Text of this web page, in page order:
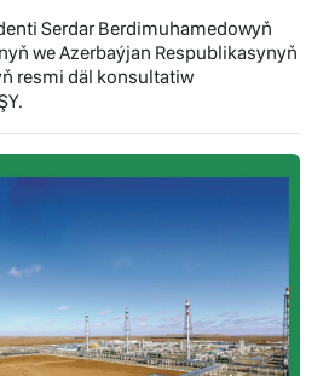
Serdar Berdimuhamedowyň
we Azerbaýjan Respublikasynyň
resmi däl konsultatiw